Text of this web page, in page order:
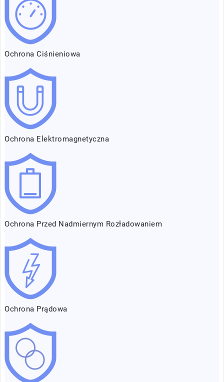
Ochrona Ciśnieniowa
Ochrona Elektromagnetyczna
Ochrona Przed Nadmiernym Rozładowaniem
Ochrona Prądowa